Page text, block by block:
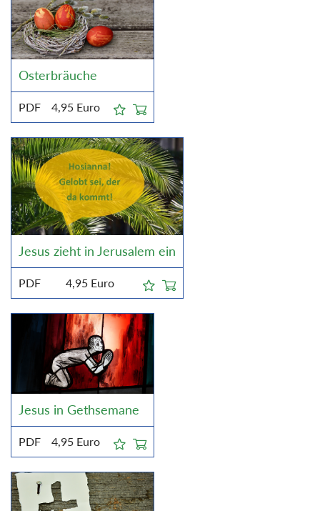
Osterbräuche
PDF 4,95 Euro
Jesus zieht in Jerusalem ein
PDF 4,95 Euro
Jesus in Gethsemane
PDF 4,95 Euro